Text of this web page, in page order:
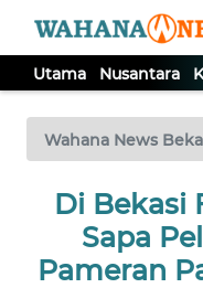
Utama Nusantara
Wahana News
Di Bekasi
Sapa
Pameran
TV
Tutup
UTAMA
NUSANTARA